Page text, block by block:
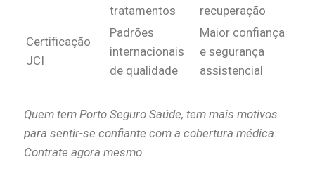
tratamentos
recuperação
Certificação
JCI
Padrões
internacionais
de qualidade
Maior confiança
e segurança
assistencial
Quem tem Porto Seguro Saúde, tem mais motivos
para sentir-se confiante com a cobertura médica.
Contrate agora mesmo.